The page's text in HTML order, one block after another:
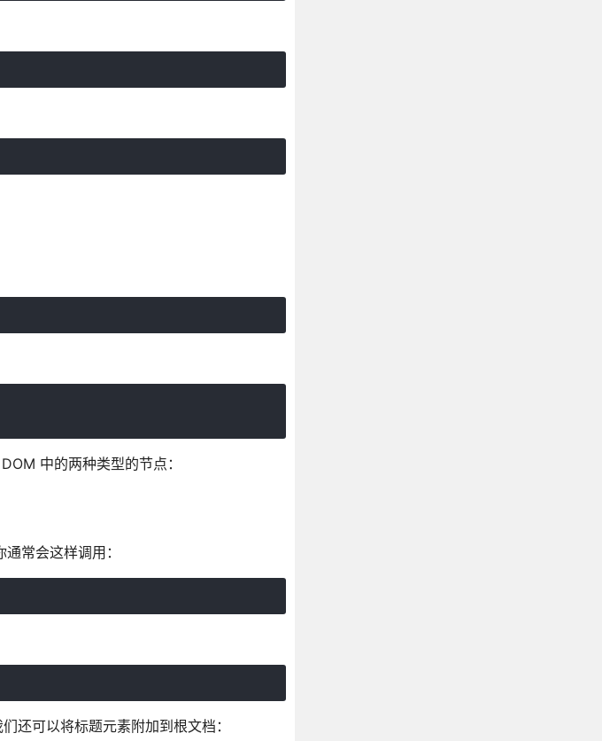
中的两种类型的节点：
常会这样调用：
还可以将标题元素附加到根文档：